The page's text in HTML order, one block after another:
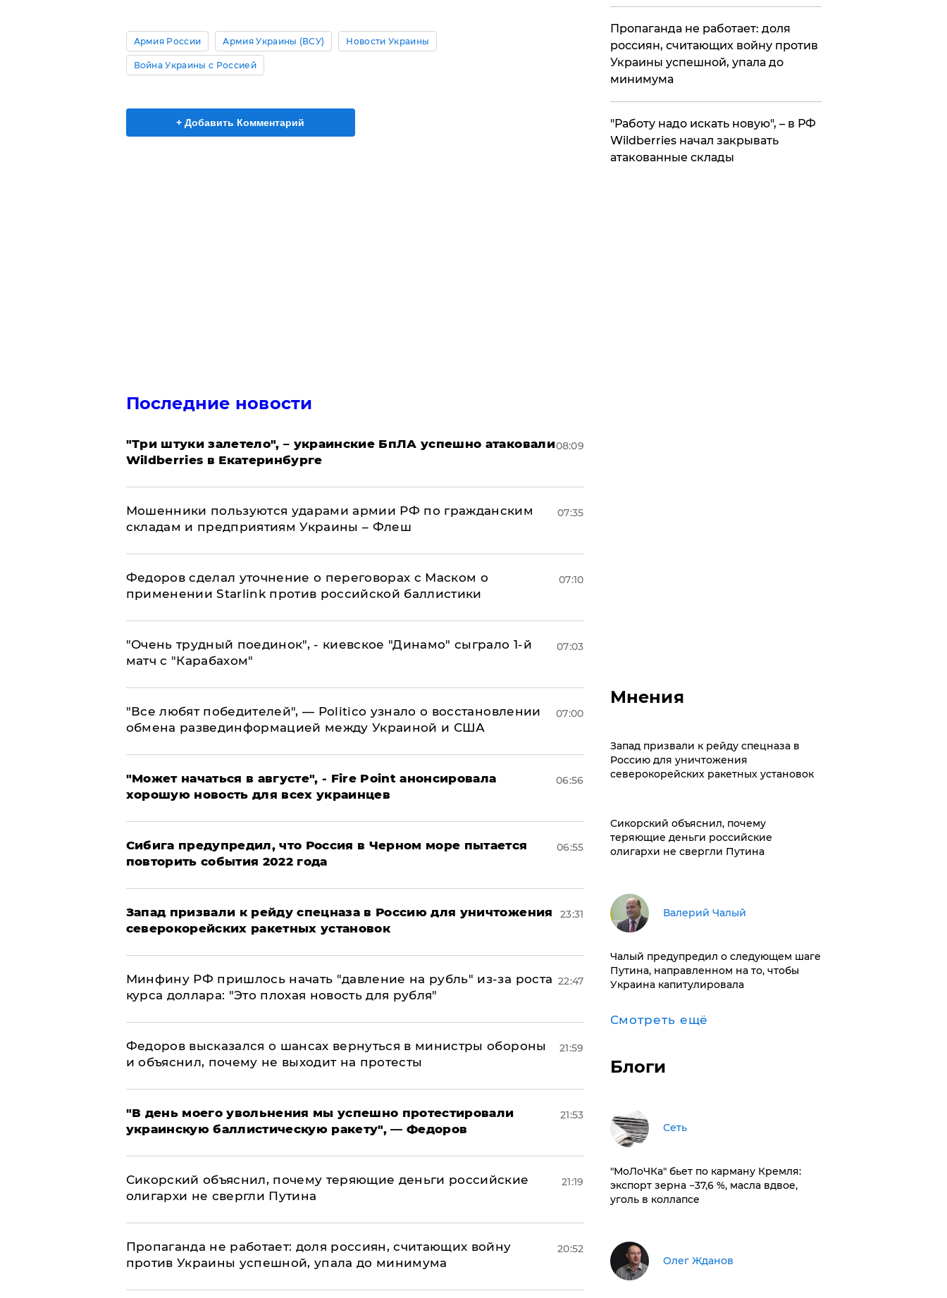
Армия России Армия Украины (ВСУ) Новости Украины
Война Украины с Россией
+ Добавить Комментарий
Последние новости
"Три штуки залетело", – украинские БпЛА успешно атаковали
Wildberries в Екатеринбурге
08:09
Мошенники пользуются ударами армии РФ по гражданским
складам и предприятиям Украины – Флеш
07:35
Федоров сделал уточнение о переговорах с Маском о
применении Starlink против российской баллистики
07:10
"Очень трудный поединок", - киевское "Динамо" сыграло 1-й
матч с "Карабахом"
07:03
​"Все любят победителей", — Politico узнало о восстановлении
обмена развединформацией между Украиной и США
07:00
"Может начаться в августе", - Fire Point анонсировала
хорошую новость для всех украинцев
06:56
Сибига предупредил, что Россия в Черном море пытается
повторить события 2022 года
06:55
Запад призвали к рейду спецназа в Россию для уничтожения
северокорейских ракетных установок
23:31
Минфину РФ пришлось начать "давление на рубль" из-за роста
курса доллара: "Это плохая новость для рубля"
22:47
Федоров высказался о шансах вернуться в министры обороны
и объяснил, почему не выходит на протесты
21:59
​"В день моего увольнения мы успешно протестировали
украинскую баллистическую ракету", — Федоров
21:53
Сикорский объяснил, почему теряющие деньги российские
олигархи не свергли Путина
21:19
​Пропаганда не работает: доля россиян, считающих войну
против Украины успешной, упала до минимума
20:52
​Пропаганда не работает: доля
россиян, считающих войну против
Украины успешной, упала до
минимума
"Работу надо искать новую", – в РФ
Wildberries начал закрывать
атакованные склады
Мнения
Запад призвали к рейду спецназа в
Россию для уничтожения
северокорейских ракетных установок
Сикорский объяснил, почему
теряющие деньги российские
олигархи не свергли Путина
Валерий Чалый
Чалый предупредил о следующем шаге
Путина, направленном на то, чтобы
Украина капитулировала
Смотреть ещё
Блоги
Сеть
​"МоЛоЧКа" бьет по карману Кремля:
экспорт зерна −37,6 %, масла вдвое,
уголь в коллапсе
Олег Жданов